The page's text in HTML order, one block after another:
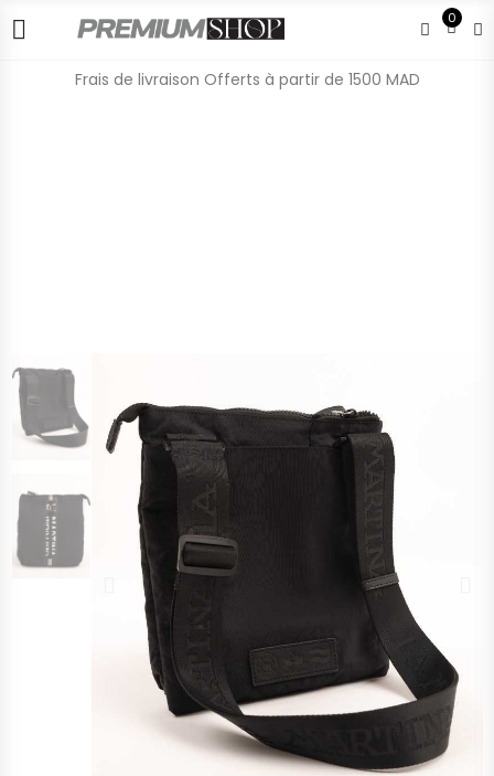
0
Frais de livraison Offerts à partir de 1500 MAD